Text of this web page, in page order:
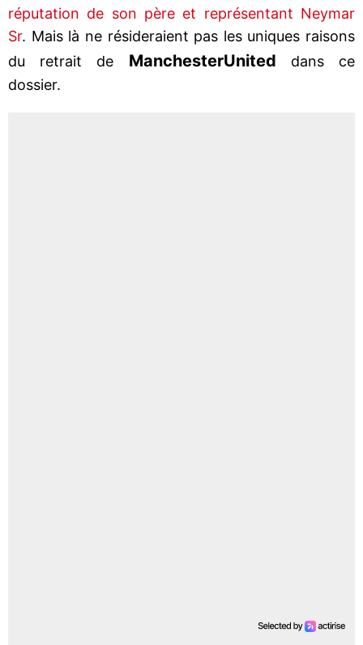
réputation de son père et représentant Neymar
Sr. Mais là ne résideraient pas les uniques raisons
du retrait de ManchesterUnited dans ce
dossier.